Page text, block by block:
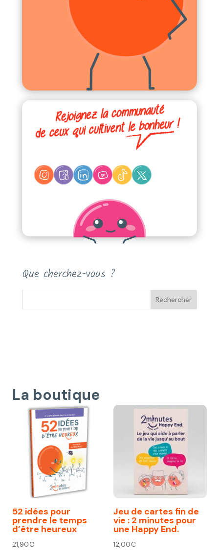
Que cherchez-vous ?
La boutique
52 idées pour
prendre le temps
d’être heureux
21,90€
Jeu de cartes fin de
vie : 2 minutes pour
une Happy End.
12,00€